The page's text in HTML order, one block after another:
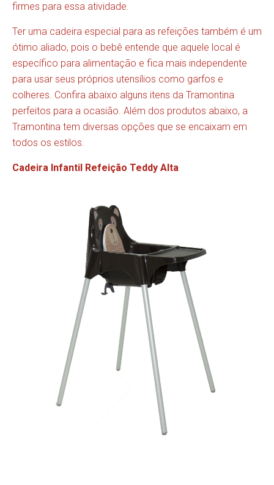
firmes para essa atividade.
Ter uma cadeira especial para as refeições também é um
ótimo aliado, pois o bebê entende que aquele local é
específico para alimentação e fica mais independente
para usar seus próprios utensílios como garfos e
colheres. Confira abaixo alguns itens da Tramontina
perfeitos para a ocasião. Além dos produtos abaixo, a
Tramontina tem diversas opções que se encaixam em
todos os estilos.
Cadeira Infantil Refeição Teddy Alta